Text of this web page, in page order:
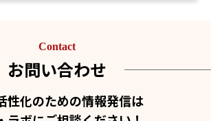
Contact
お問い合わせ
性化のための情報発信は